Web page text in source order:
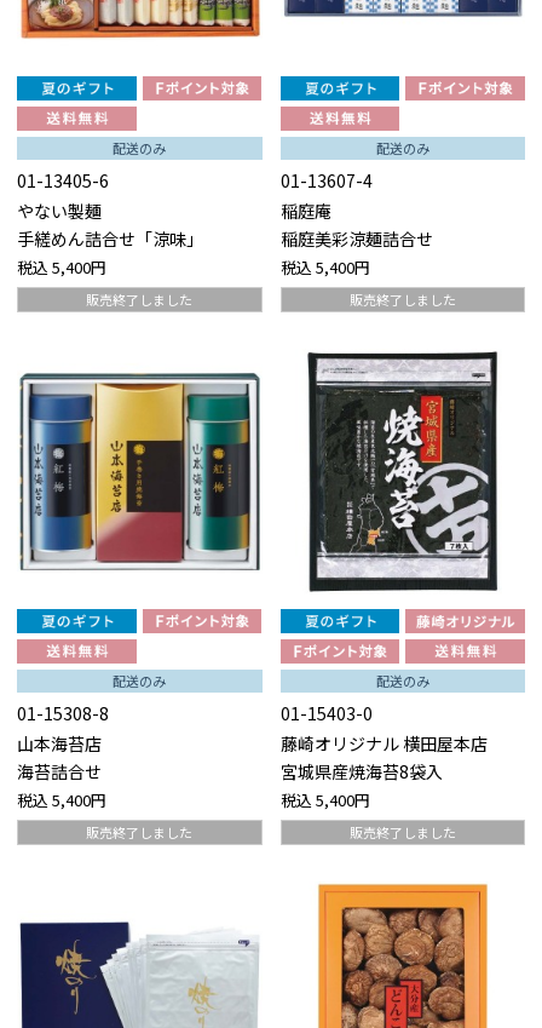
配送のみ
01-13405-6
やない製麺
手縒めん詰合せ「涼味」
税込 5,400円
販売終了しました
配送のみ
01-13607-4
稲庭庵
稲庭美彩涼麺詰合せ
税込 5,400円
販売終了しました
配送のみ
01-15308-8
山本海苔店
海苔詰合せ
税込 5,400円
販売終了しました
配送のみ
01-15403-0
藤崎オリジナル 横田屋本店
宮城県産焼海苔8袋入
税込 5,400円
販売終了しました